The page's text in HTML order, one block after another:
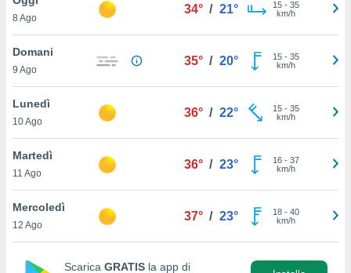
è
al sito
di
ci
di
il
un
la
8 Ago
34° / 21° 15- 35
km/h
Domani
9 Ago
35° / 20° 15- 35
km/h
Lunedì
10 Ago
36° / 22° 15- 35
km/h
Martedì
11 Ago
36° / 23° 16- 37
km/h
Mercoledì
12 Ago
37° / 23° 18- 40
km/h
Scarica GRATIS la app di